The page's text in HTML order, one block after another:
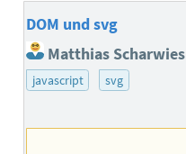
DOM und svg
Matthias Scharwies
javascript
svg